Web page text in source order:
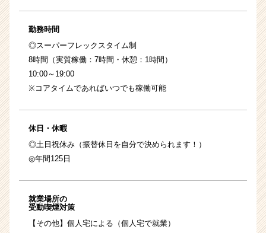
勤務時間
◎スーパーフレックスタイム制
8時間（実質稼働：7時間・休憩：1時間）
10:00～19:00
※コアタイムであればいつでも稼働可能
休日・休暇
◎土日祝休み（振替休日を自分で決められます！）
◎年間125日
就業場所の
受動喫煙対策
【その他】個人宅による（個人宅で就業）